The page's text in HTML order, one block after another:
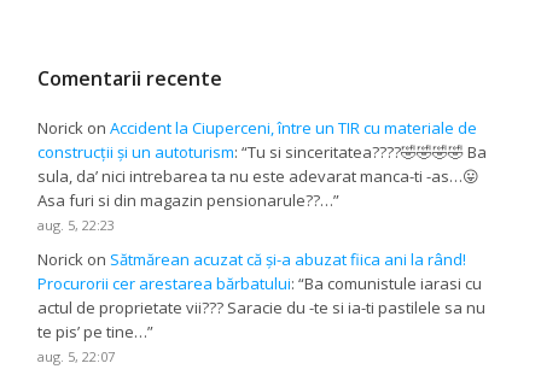
Comentarii recente
Norick onAccident la Ciuperceni, între un TIR cu materiale de
construcții și un autoturism: “Tu si sinceritatea????🤣🤣🤣🤣 Ba
sula, da’ nici intrebarea ta nu este adevarat manca-ti -as…😛
Asa furi si din magazin pensionarule??…”
aug. 5, 22:23
Norick on Sătmărean acuzat că și-a abuzat fiica ani la rând!
Procurorii cer arestarea bărbatului: “Ba comunistule iarasi cu
actul de proprietate vii??? Saracie du -te si ia-ti pastilele sa nu
te pis’ pe tine…”
aug. 5, 22:07